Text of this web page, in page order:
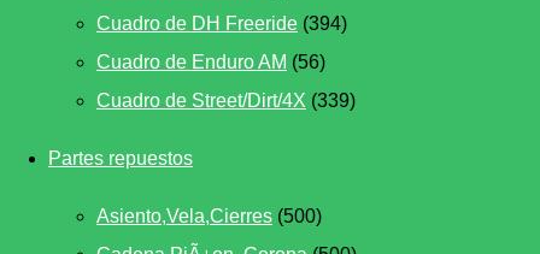
Cuadro de DH Freeride (394)
Cuadro de Enduro AM (56)
Cuadro de Street/Dirt/4X (339)
Partes repuestos
Asiento,Vela,Cierres (500)